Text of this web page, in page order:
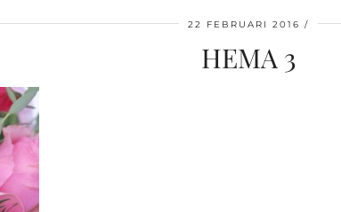
22 FEBRUARI 2016
HEMA 3